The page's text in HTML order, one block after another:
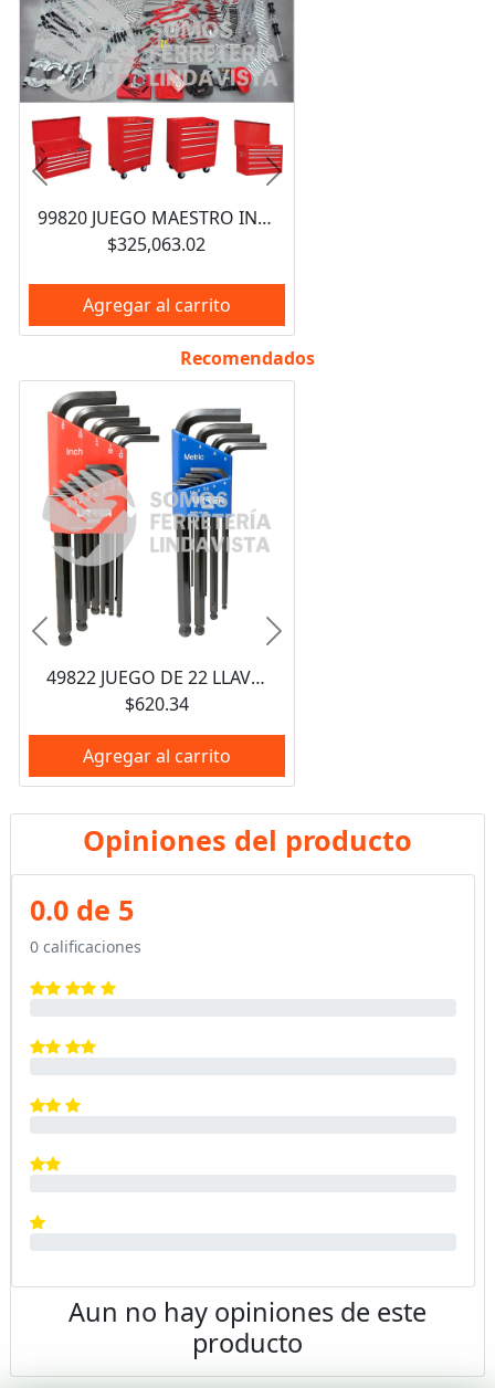
99820 JUEGO MAESTRO INDUSTRIAL COMBINADO 940 PIEZAS, CON GABINETES EX27M5, EX27M6, EX27S6 URREA
$325,063.02
Agregar al carrito
Anterior Siguiente
Recomendados
49822 JUEGO DE 22 LLAVES HEXAGONALES TIPO "L", COMBINADAS, PUNTA DE BOLA 4995 Y 4996 URREA
$620.34
Agregar al carrito
Anterior Siguiente
Opiniones del producto
Aun no hay opiniones de este
producto
0.0 de 5
0 calificaciones